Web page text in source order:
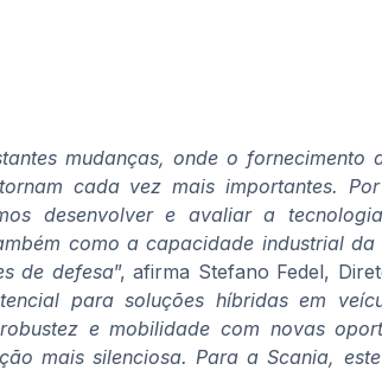
mudanças, onde o fornecimento
cada vez mais importantes.
desenvolver e avaliar a
como a capacidade industrial da
de defesa”, afirma Stefano Fedel,
para soluções híbridas em
e mobilidade com novas
mais silenciosa. Para a Scania,